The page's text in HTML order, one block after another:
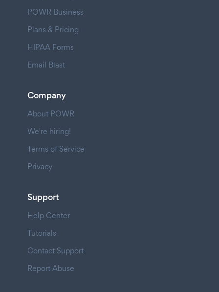
POWR Business
Plans & Pricing
HIPAA Forms
Email Blast
Company
About POWR
We're hiring!
Terms of Service
Privacy
Support
Help Center
Tutorials
Contact Support
Report Abuse